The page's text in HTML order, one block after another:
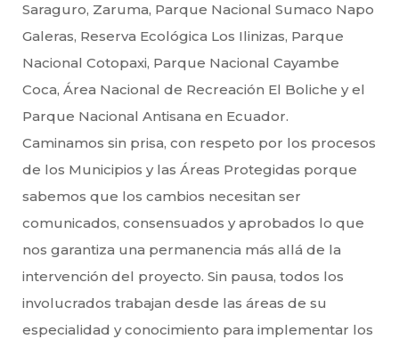
Saraguro, Zaruma, Parque Nacional Sumaco Napo
Galeras, Reserva Ecológica Los Ilinizas, Parque
Nacional Cotopaxi, Parque Nacional Cayambe
Coca, Área Nacional de Recreación El Boliche y el
Parque Nacional Antisana en Ecuador.
Caminamos sin prisa, con respeto por los procesos
de los Municipios y las Áreas Protegidas porque
sabemos que los cambios necesitan ser
comunicados, consensuados y aprobados lo que
nos garantiza una permanencia más allá de la
intervención del proyecto. Sin pausa, todos los
involucrados trabajan desde las áreas de su
especialidad y conocimiento para implementar los